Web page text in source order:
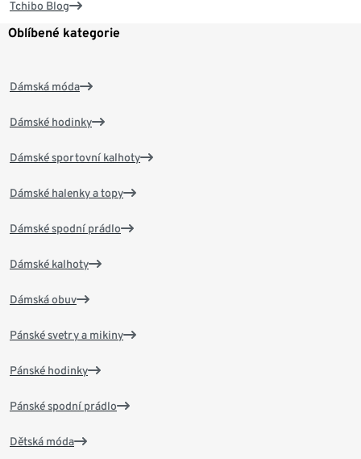
Tchibo Blog
Oblíbené kategorie
Dámská móda
Dámské hodinky
Dámské sportovní kalhoty
Dámské halenky a topy
Dámské spodní prádlo
Dámské kalhoty
Dámská obuv
Pánské svetry a mikiny
Pánské hodinky
Pánské spodní prádlo
Dětská móda